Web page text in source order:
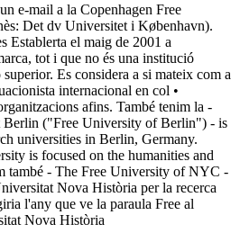
e-mail a la Copenhagen Free
Det dv Universitet i København).
Establerta el maig de 2001 a
tot i que no és una institució
Es considera a si mateix com a
internacional en col •
afins. També tenim la -
Berlin ("Free University of Berlin") - is
universities in Berlin, Germany.
is focused on the humanities and
també - The Free University of NYC -
Nova Història per la recerca
l'any que ve la paraula Free al
Nova Història